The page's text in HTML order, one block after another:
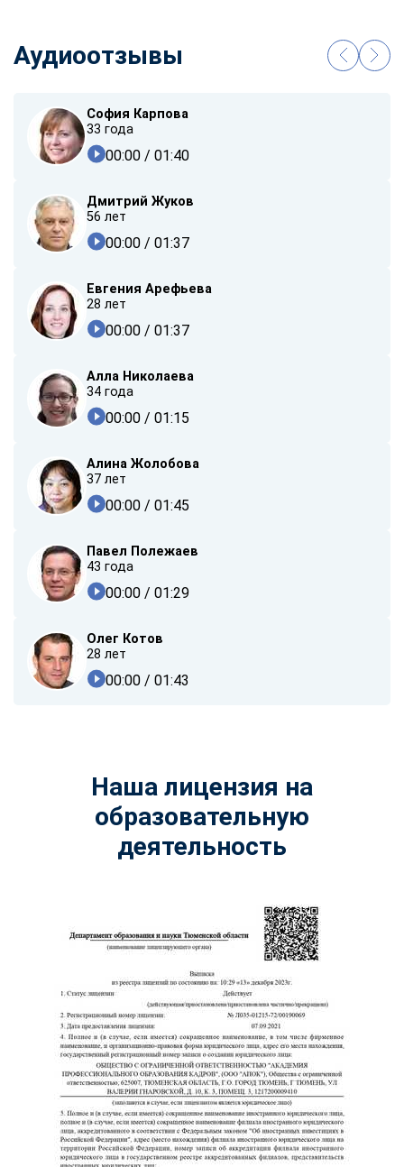
Аудиоотзывы
София Карпова
33 года
00:00 / 01:40
Дмитрий Жуков
56 лет
00:00 / 01:37
Евгения Арефьева
28 лет
00:00 / 01:37
Алла Николаева
34 года
00:00 / 01:15
Алина Жолобова
37 лет
00:00 / 01:45
Павел Полежаев
43 года
00:00 / 01:29
Олег Котов
28 лет
00:00 / 01:43
Наша лицензия на
образовательную
деятельность